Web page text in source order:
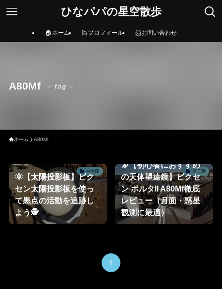
ひなパパの星空散歩
🏠ホーム 🙋プロフィール 📨お問い合わせ
A80Mf – tag –
ホーム A80Mf
🌞太陽
🌞【太陽投影板】ビク
セン太陽投影板を使っ
て黒点の活動を追跡し
よう🕵
🔭三脚
🔭【初心者におすすめ
の天体望遠鏡】ビクセ
ン ポルタII A80Mf徹底
レビュー（月面・惑星
観測に最適）
1